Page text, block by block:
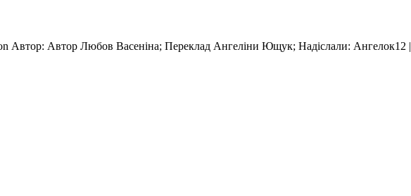
Автор: Автор Любов Васеніна; Переклад Ангеліни Ющук; Надіслали: Ангелок12 |